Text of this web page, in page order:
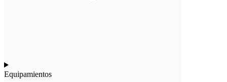
Equipamientos